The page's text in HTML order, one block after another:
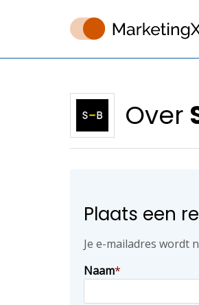
Over
Plaats een
Je e-mailadres wordt
Naam*